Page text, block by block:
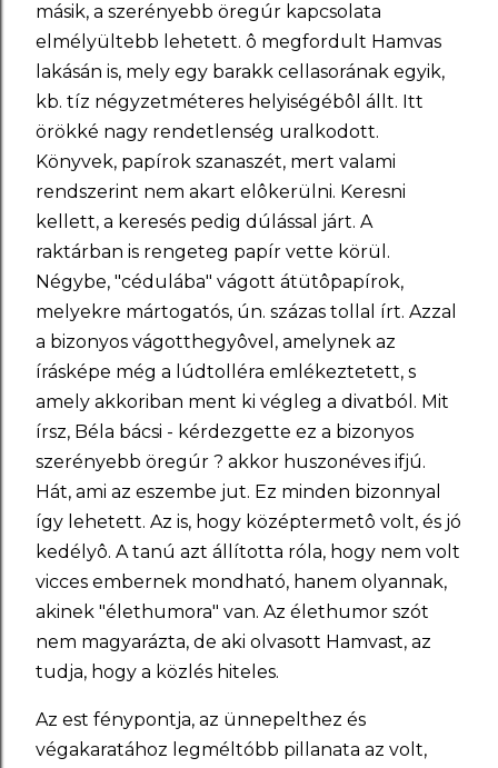
másik, a szerényebb öregúr kapcsolata
elmélyültebb lehetett. ô megfordult Hamvas
lakásán is, mely egy barakk cellasorának egyik,
kb. tíz négyzetméteres helyiségébôl állt. Itt
örökké nagy rendetlenség uralkodott.
Könyvek, papírok szanaszét, mert valami
rendszerint nem akart elôkerülni. Keresni
kellett, a keresés pedig dúlással járt. A
raktárban is rengeteg papír vette körül.
Négybe, "cédulába" vágott átütôpapírok,
melyekre mártogatós, ún. százas tollal írt. Azzal
a bizonyos vágotthegyôvel, amelynek az
írásképe még a lúdtolléra emlékeztetett, s
amely akkoriban ment ki végleg a divatból. Mit
írsz, Béla bácsi - kérdezgette ez a bizonyos
szerényebb öregúr ? akkor huszonéves ifjú.
Hát, ami az eszembe jut. Ez minden bizonnyal
így lehetett. Az is, hogy középtermetô volt, és jó
kedélyô. A tanú azt állította róla, hogy nem volt
vicces embernek mondható, hanem olyannak,
akinek "élethumora" van. Az élethumor szót
nem magyarázta, de aki olvasott Hamvast, az
tudja, hogy a közlés hiteles.
Az est fénypontja, az ünnepelthez és
végakaratához legméltóbb pillanata az volt,